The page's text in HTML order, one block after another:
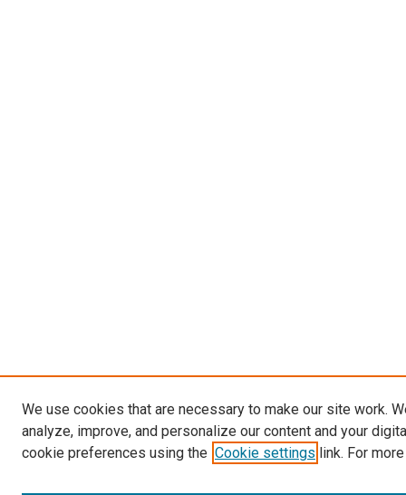
We use cookies that are necessary to make our site work.
analyze, improve, and personalize our content and your
cookie preferences using the Cookie settings link. For